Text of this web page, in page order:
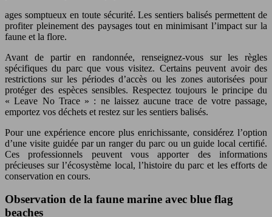
ages somptueux en toute sécurité. Les sentiers balisés permettent de
profiter pleinement des paysages tout en minimisant l’impact sur la
faune et la flore.
Avant de partir en randonnée, renseignez-vous sur les règles
spécifiques du parc que vous visitez. Certains peuvent avoir des
restrictions sur les périodes d’accès ou les zones autorisées pour
protéger des espèces sensibles. Respectez toujours le principe du
« Leave No Trace » : ne laissez aucune trace de votre passage,
emportez vos déchets et restez sur les sentiers balisés.
Pour une expérience encore plus enrichissante, considérez l’option
d’une visite guidée par un ranger du parc ou un guide local certifié.
Ces professionnels peuvent vous apporter des informations
précieuses sur l’écosystème local, l’histoire du parc et les efforts de
conservation en cours.
Observation de la faune marine avec blue flag
beaches